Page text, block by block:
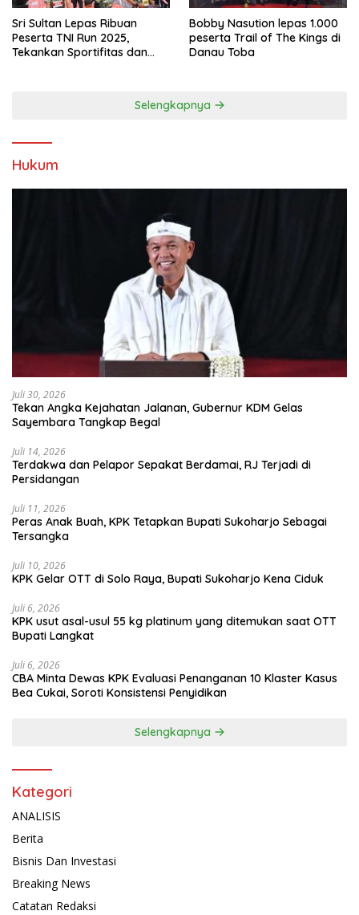
Sri Sultan Lepas Ribuan
Peserta TNI Run 2025,
Tekankan Sportifitas dan
Bobby Nasution lepas 1.000
peserta Trail of The Kings di
Danau Toba
Selengkapnya
Hukum
Juli 30, 2026
Tekan Angka Kejahatan Jalanan, Gubernur KDM Gelas
Sayembara Tangkap Begal
Juli 14, 2026
Terdakwa dan Pelapor Sepakat Berdamai, RJ Terjadi di
Persidangan
Juli 11, 2026
Peras Anak Buah, KPK Tetapkan Bupati Sukoharjo Sebagai
Tersangka
Juli 10, 2026
KPK Gelar OTT di Solo Raya, Bupati Sukoharjo Kena Ciduk
Juli 6, 2026
KPK usut asal-usul 55 kg platinum yang ditemukan saat OTT
Bupati Langkat
Juli 6, 2026
CBA Minta Dewas KPK Evaluasi Penanganan 10 Klaster Kasus
Bea Cukai, Soroti Konsistensi Penyidikan
Selengkapnya
Kategori
ANALISIS
Berita
Bisnis Dan Investasi
Breaking News
Catatan Redaksi